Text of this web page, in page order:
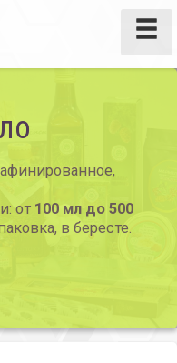
от 100 мл до 500
в бересте.